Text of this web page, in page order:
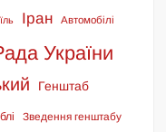
Іран Автомобілі
України
Генштаб
Зведення генштабу